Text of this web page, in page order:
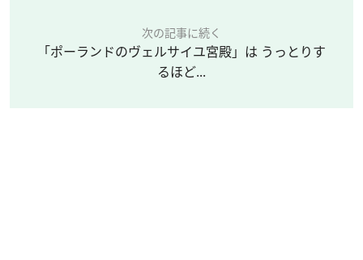
次の記事に続く
「ポーランドのヴェルサイユ宮殿」は うっとりす
るほど...